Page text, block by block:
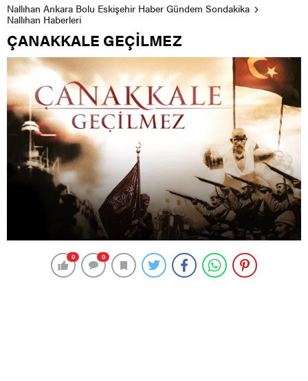
Nallıhan Ankara Bolu Eskişehir Haber Gündem Sondakika
Nallıhan Haberleri
ÇANAKKALE GEÇİLMEZ
0 0